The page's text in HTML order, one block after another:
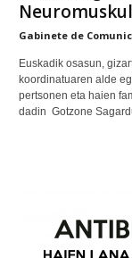
Gabinete de
Euskadik osasun,
koordinatuaren alde
pertsonen eta haien
dadin Gotzone